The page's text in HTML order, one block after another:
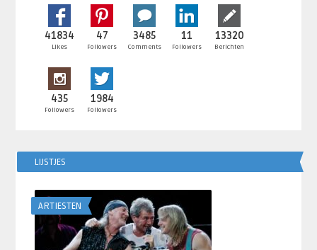
41834
Likes
47
Followers
3485
Comments
11
Followers
13320
Berichten
435
Followers
1984
Followers
LIJSTJES
ARTIESTEN